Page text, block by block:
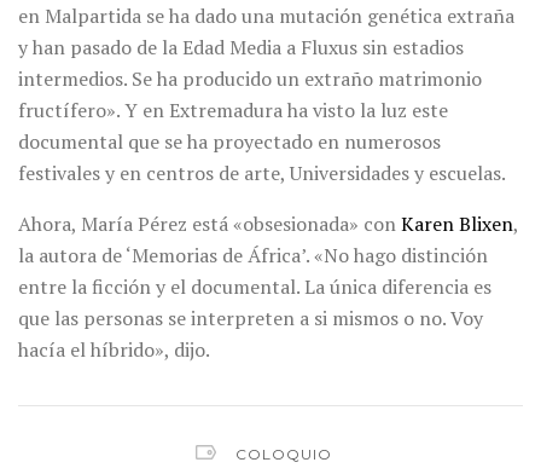
en Malpartida se ha dado una mutación genética extraña
y han pasado de la Edad Media a Fluxus sin estadios
intermedios. Se ha producido un extraño matrimonio
fructífero». Y en Extremadura ha visto la luz este
documental que se ha proyectado en numerosos
festivales y en centros de arte, Universidades y escuelas.
Ahora, María Pérez está «obsesionada» conKaren Blixen,
la autora de ‘Memorias de África’. «No hago distinción
entre la ficción y el documental. La única diferencia es
que las personas se interpreten a si mismos o no. Voy
hacía el híbrido», dijo.
COLOQUIO